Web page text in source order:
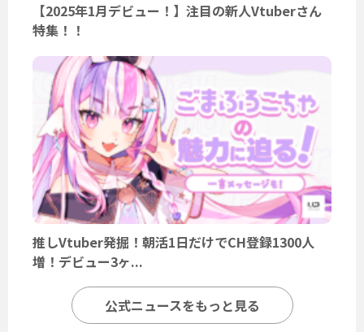
【2025年1月デビュー！】注目の新人Vtuberさん
特集！！
推しVtuber発掘！朝活1日だけでCH登録1300人
増！デビュー3ヶ...
公式ニュースをもっと見る